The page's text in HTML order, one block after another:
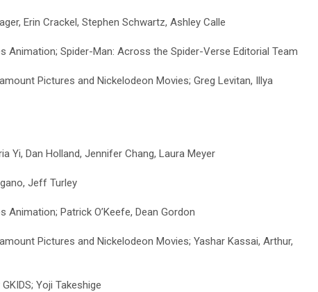
Erin Crackel, Stephen Schwartz, Ashley Calle
Animation; Spider-Man: Across the Spider-Verse Editorial Team
Pictures and Nickelodeon Movies; Greg Levitan, Illya
Yi, Dan Holland, Jennifer Chang, Laura Meyer
Jeff Turley
Patrick O’Keefe, Dean Gordon
Pictures and Nickelodeon Movies; Yashar Kassai, Arthur,
Yoji Takeshige